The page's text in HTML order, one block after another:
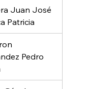
Juan José
Patricia
Pedro